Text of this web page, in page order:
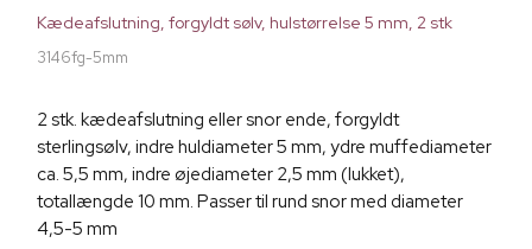
Kædeafslutning, forgyldt sølv, hulstørrelse 5 mm, 2 stk
3146fg-5mm
2 stk. kædeafslutning eller snor ende, forgyldt
sterlingsølv, indre huldiameter 5 mm, ydre muffediameter
ca. 5,5 mm, indre øjediameter 2,5 mm (lukket),
totallængde 10 mm. Passer til rund snor med diameter
4,5-5 mm